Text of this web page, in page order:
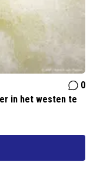
0
in het westen te